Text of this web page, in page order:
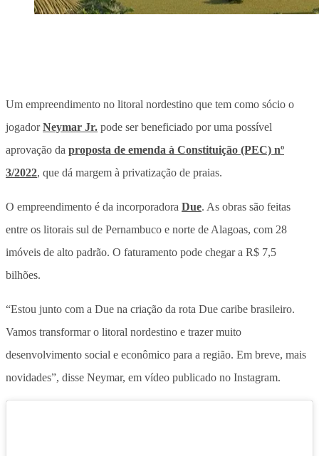
Um empreendimento no litoral nordestino que tem como sócio o
jogadorNeymar Jr. pode ser beneficiado por uma possível
aprovação da proposta de emenda à Constituição (PEC) nº
3/2022, que dá margem à privatização de praias.
O empreendimento é da incorporadora Due. As obras são feitas
entre os litorais sul de Pernambuco e norte de Alagoas, com 28
imóveis de alto padrão. O faturamento pode chegar a R$ 7,5
bilhões.
“Estou junto com a Due na criação da rota Due caribe brasileiro.
Vamos transformar o litoral nordestino e trazer muito
desenvolvimento social e econômico para a região. Em breve, mais
novidades”, disse Neymar, em vídeo publicado no Instagram.